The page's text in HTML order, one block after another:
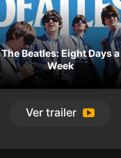
The Beatles: Eight Days a
Week
Ver trailer